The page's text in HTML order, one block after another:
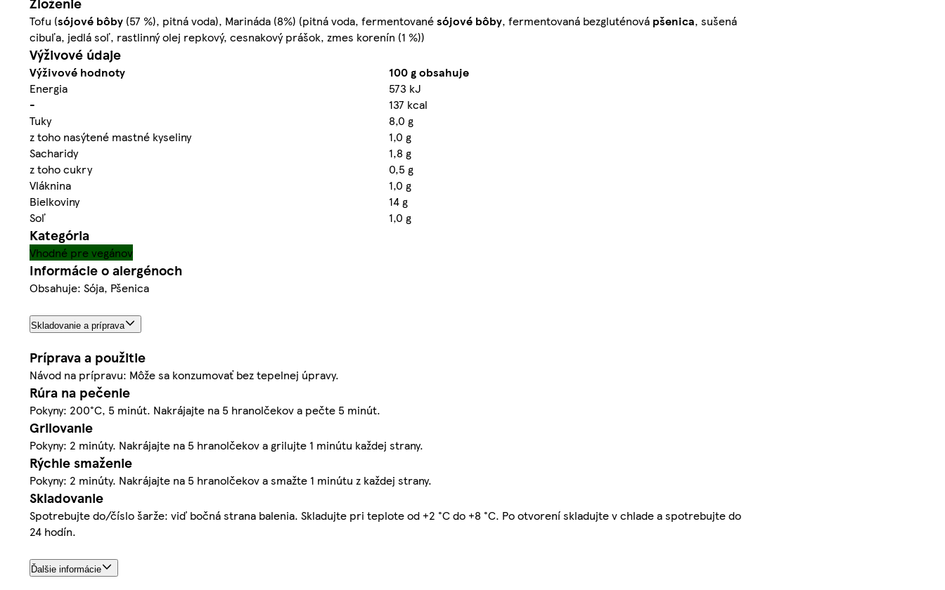
Tofu (sójové bôby (57 %), pitná voda), Marináda (8%) (pitná voda, fermentovanésójové bôby, fermentovaná bezgluténová pšenica, sušená
cibuľa, jedlá soľ, rastlinný olej repkový, cesnakový prášok, zmes korenín (1 %))
Výživové údaje
Výživové hodnoty
100 g obsahuje
Energia
573 kJ
-
137 kcal
Tuky
8,0 g
z toho nasýtené mastné kyseliny
1,0 g
Sacharidy
1,8 g
z toho cukry
0,5 g
Vláknina
1,0 g
Bielkoviny
14 g
Soľ
1,0 g
Kategória
Vhodné pre vegánov
Informácie o alergénoch
Obsahuje: Sója, Pšenica
Skladovanie a príprava
Príprava a použitie
Návod na prípravu: Môže sa konzumovať bez tepelnej úpravy.
Rúra na pečenie
Pokyny: 200°C, 5 minút. Nakrájajte na 5 hranolčekov a pečte 5 minút.
Grilovanie
Pokyny: 2 minúty. Nakrájajte na 5 hranolčekov a grilujte 1 minútu každej strany.
Rýchle smaženie
Pokyny: 2 minúty. Nakrájajte na 5 hranolčekov a smažte 1 minútu z každej strany.
Skladovanie
Spotrebujte do/číslo šarže: viď bočná strana balenia. Skladujte pri teplote od +2 °C do +8 °C. Po otvorení skladujte v chlade a spotrebujte do
24 hodín.
Ďalšie informácie